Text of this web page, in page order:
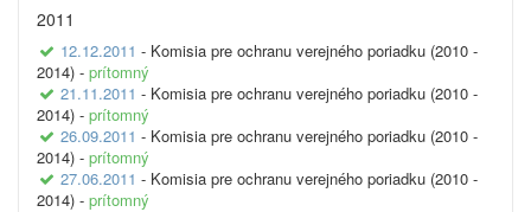
2011
12.12.2011 - Komisia pre ochranu verejného poriadku (2010 -
2014) - prítomný
21.11.2011 - Komisia pre ochranu verejného poriadku (2010 -
2014) - prítomný
26.09.2011 - Komisia pre ochranu verejného poriadku (2010 -
2014) - prítomný
27.06.2011 - Komisia pre ochranu verejného poriadku (2010 -
2014) - prítomný